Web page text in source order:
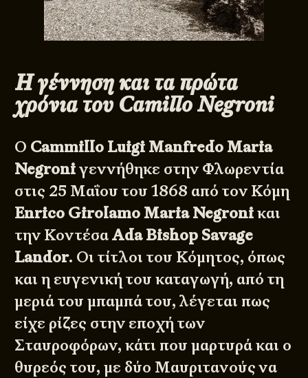
Η γέννηση και τα πρώτα
χρόνια του Camillo Negroni
Ο Cammillo Luigi Manfredo Maria
Negroniγεννήθηκε στην Φλωρεντία
στις 25 Μαΐου του 1868 από τον Κόμη
Enrico Girolamo Maria Negroniκαι
την ΚοντέσαAda Bishop Savage
Landor. Οι τίτλοι του Κόμητος, όπως
και η ευγενική του καταγωγή, από τη
μεριά του μπαμπά του, λέγεται πως
είχε ρίζες στην εποχή των
Σταυροφόρων, κάτι που μαρτυρά και ο
θυρεός του, με δύο Μαυριτανούς να